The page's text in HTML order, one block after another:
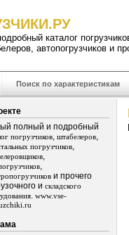
каталог
, автопогрузчиков и
Поиск по характеристикам
полный и подробный
погрузчиков, штабелеров,
погрузчиков,
,
,
и прочего
и складского
. www.vse-